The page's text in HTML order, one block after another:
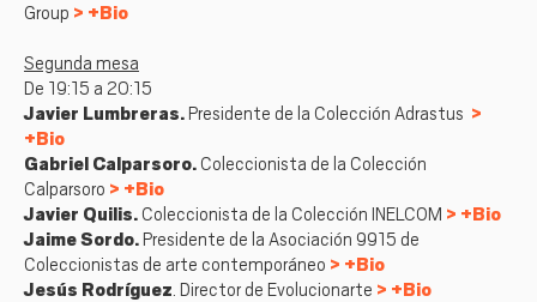
Group
+Bio
Segunda mesa
De 19:15 a 20:15
Javier Lumbreras. Presidente de la Colección Adrastus
+Bio
Gabriel Calparsoro. Coleccionista de la Colección
Calparsoro
+Bio
Javier Quilis. Coleccionista de la Colección INELCOM
+Bio
Jaime Sordo. Presidente de la Asociación 9915 de
Coleccionistas de arte contemporáneo
+Bio
Jesús Rodríguez. Director de Evolucionarte +Bio